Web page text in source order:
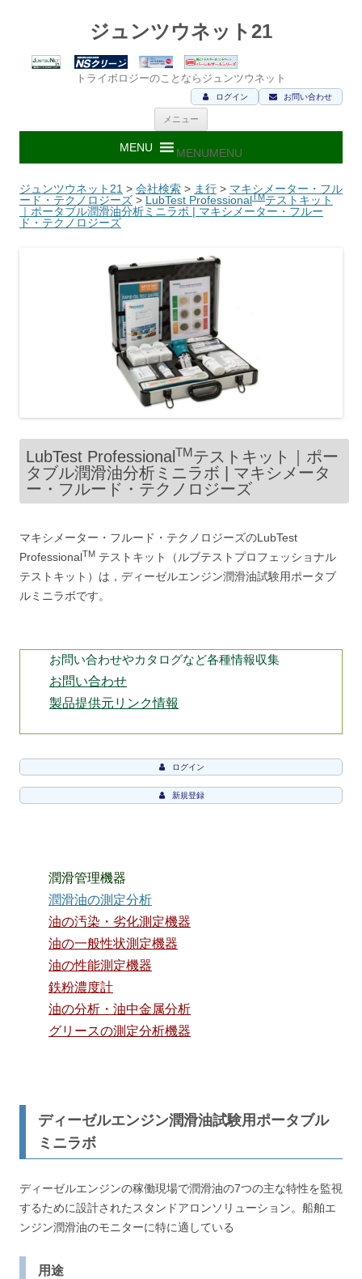
ジュンツウネット21
トライボロジーのことならジュンツウネット
お問い合わせ
ログイン
メニュー
ン
ツ
ス
キ
ッ
プ
MENUMENU
ジュンツウネット21 > 会社検索 > ま行 > マキシメーター・フル
ード・テクノロジーズ > LubTest ProfessionalTMテストキット
｜ポータブル潤滑油分析ミニラボ | マキシメーター・フルー
ド・テクノロジーズ
LubTest Professional TMテストキット｜ポー
タブル潤滑油分析ミニラボ | マキシメータ
ー・フルード・テクノロジーズ
マキシメーター・フルード・テクノロジーズのLubTest
ProfessionalTM テストキット（ルブテストプロフェッショナル
テストキット）は，ディーゼルエンジン潤滑油試験用ポータブ
ルミニラボです。
お問い合わせやカタログなど各種情報収集
お問い合わせ
製品提供元リンク情報
ログイン
新規登録
潤滑管理機器
潤滑油の測定分析
油の汚染・劣化測定機器
油の一般性状測定機器
油の性能測定機器
鉄粉濃度計
油の分析・油中金属分析
グリースの測定分析機器
ディーゼルエンジン潤滑油試験用ポータブル
ミニラボ
ディーゼルエンジンの稼働現場で潤滑油の7つの主な特性を監視
するために設計されたスタンドアロンソリューション。船舶エ
ンジン潤滑油のモニターに特に適している
用途